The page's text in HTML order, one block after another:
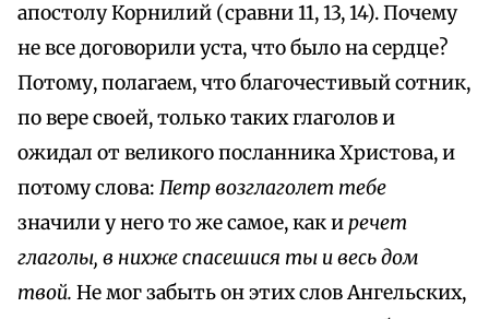
апостолу Корнилий (сравни 11, 13, 14). Почему
не все договорили уста, что было на сердце?
Потому, полагаем, что благочестивый сотник,
по вере своей, только таких глаголов и
ожидал от великого посланника Христова, и
потому слова: Петр возглаголет тебе
значили у него то же самое, как иречет
глаголы, в нихже спасешися ты и весь дом
твой. Не мог забыть он этих слов Ангельских,